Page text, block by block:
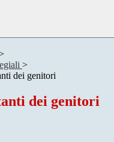
>
dei genitori
dei genitori